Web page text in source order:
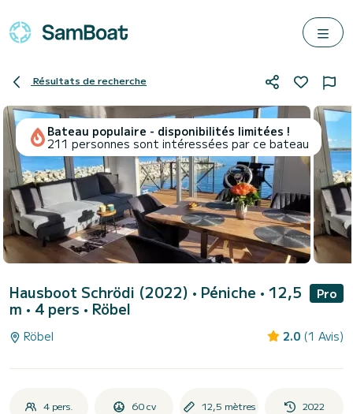
Résultats de recherche
Bateau populaire - disponibilités limitées !
211 personnes sont intéressées par ce bateau
Hausboot Schrödi (2022) • Péniche • 12,5
m • 4 pers • Röbel
Pro
Röbel 2.0 (1 Avis)
4 pers. 60 cv 12,5 mètres 2022